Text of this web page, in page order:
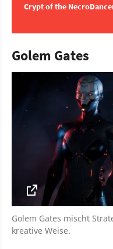
Crypt of the
Golem Gates
Golem Gates mischt
kreative Weise.